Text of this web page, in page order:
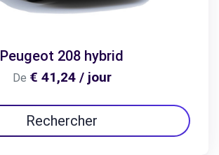
Peugeot 208 hybrid
De € 41,24 / jour
Rechercher